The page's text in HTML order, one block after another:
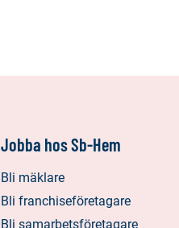
Jobba hos Sb-Hem
Bli mäklare
Bli franchiseföretagare
Bli samarbetsföretagare